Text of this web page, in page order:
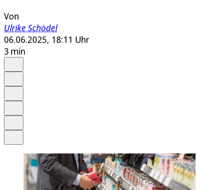
Von
Ulrike Schödel
06.06.2025, 18:11 Uhr
3 min